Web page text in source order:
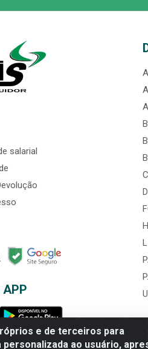
e de terceiros para
ao usuário,
salarial